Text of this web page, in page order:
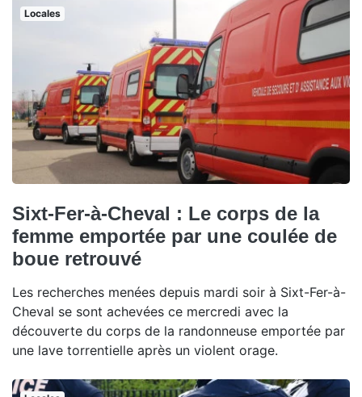
Locales
Sixt-Fer-à-Cheval : Le corps de la
femme emportée par une coulée de
boue retrouvé
Les recherches menées depuis mardi soir à Sixt-Fer-à-
Cheval se sont achevées ce mercredi avec la
découverte du corps de la randonneuse emportée par
une lave torrentielle après un violent orage.